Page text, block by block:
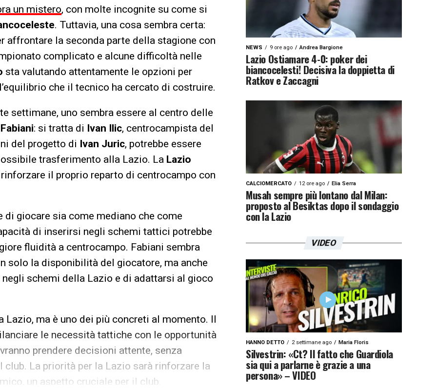
un mistero, con molte incognite su come si
. Tuttavia, una cosa sembra certa:
affrontare la seconda parte della stagione con
complicato e alcune difficoltà nelle
sta valutando attentamente le opzioni per
che il tecnico ha cercato di costruire.
settimane, uno sembra essere al centro delle
: si tratta di Ivan Ilic, centrocampista del
del progetto di Ivan Juric, potrebbe essere
trasferimento alla Lazio. La Lazio
il proprio reparto di centrocampo con
giocare sia come mediano che come
di inserirsi negli schemi tattici potrebbe
fluidità a centrocampo. Fabiani sembra
solo la disponibilità del giocatore, ma anche
schemi della Lazio e di adattarsi al gioco
ma è uno dei più concreti al momento. Il
le necessità tattiche con le opportunità
prendere decisioni attente, senza
La priorità per la Lazio sarà rinforzare la
un aspetto cruciale per il club.
NEWS 9 ore ago Andrea Bargione
Lazio Ostiamare 4-0: poker dei
biancocelesti! Decisiva la doppietta di
Ratkov e Zaccagni
CALCIOMERCATO 12 ore ago Elia Serra
Musah sempre più lontano dal Milan:
proposto al Besiktas dopo il sondaggio
con la Lazio
VIDEO
HANNO DETTO 2 settimane ago Maria Floris
Silvestrin: «Ct? Il fatto che Guardiola
sia qui a parlarne è grazie a una
persona» – VIDEO